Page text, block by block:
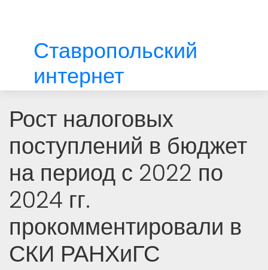
Ставропольский
интернет
Рост налоговых
поступлений в бюджет
на период с 2022 по
2024 гг.
прокомментировали в
СКИ РАНХиГС